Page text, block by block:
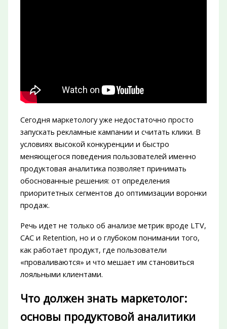
Сегодня маркетологу уже недостаточно просто
запускать рекламные кампании и считать клики. В
условиях высокой конкуренции и быстро
меняющегося поведения пользователей именно
продуктовая аналитика позволяет принимать
обоснованные решения: от определения
приоритетных сегментов до оптимизации воронки
продаж.
Речь идет не только об анализе метрик вроде LTV,
CAC и Retention, но и о глубоком понимании того,
как работает продукт, где пользователи
«проваливаются» и что мешает им становиться
лояльными клиентами.
Что должен знать маркетолог:
основы продуктовой аналитики